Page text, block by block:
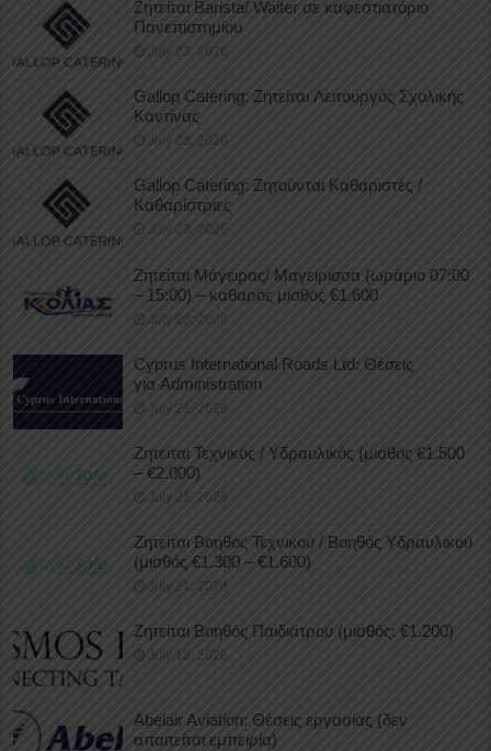
Ζητείται Barista/ Waiter σε καφεστιατόριο
Πανεπιστημίου
July 23, 2026
Gallop Catering: Ζητείται Λειτουργός Σχολικής
Καντίνας
July 23, 2026
Gallop Catering: Ζητούνται Καθαριστές /
Καθαρίστριες
July 23, 2026
Ζητείται Μάγειρας/ Μαγείρισσα (ωράριο 07:00
– 15:00) – καθαρός μισθός €1.600
July 23, 2026
Cyprus International Roads Ltd: Θέσεις
για Administration
July 21, 2026
Ζητείται Τεχνικός / Υδραυλικός (μισθός €1.500
– €2.000)
July 21, 2026
Ζητείται Βοηθός Τεχνικού / Βοηθός Υδραυλικού
(μισθός €1.300 – €1.600)
July 21, 2026
Ζητείται Βοηθός Παιδιάτρου (μισθός: €1.200)
July 18, 2026
Abelair Aviation: Θέσεις εργασίας (δεν
απαιτείται εμπειρία)